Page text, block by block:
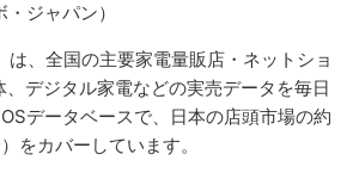
ジャパン）
は、全国の主要家電量販店・ネットショ
、デジタル家電などの実売データを毎日
データベースで、日本の店頭市場の約
をカバーしています。